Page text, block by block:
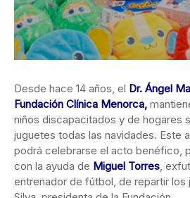
Desde hace 14 años, el Dr. Ángel
Fundación Clínica Menorca,
niños discapacitados y de hogares
juguetes todas las navidades. Este
podrá celebrarse el acto benéfico,
con la ayuda de Miguel Torres,
entrenador de fútbol, de repartir los